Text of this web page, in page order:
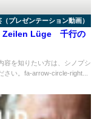
（プレゼンテーション動画）
Zeilen Lüge 千行の
容を知りたい方は、シノプシ
さい。fa-arrow-circle-right...